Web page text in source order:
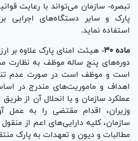
تبصره- سازمان می‌تواند با رعایت
پارک و سایر دستگاه‌های اجرایی
استفاده نماید.
ماده ۳۰-
هیئت امنای پارک علاوه بر
دوره‌های پنج ساله موظف به نظارت
است و موظف است در صورت عدم
اهداف و ماموریت‌های مندرج در
عملکرد سازمان و یا انحلال آن از
وزیران، اقدام مقتضی را به عمل
سازمان، کلیه دارایی‌های اعم از
مطالبات و دیون و تعهدات به پارک